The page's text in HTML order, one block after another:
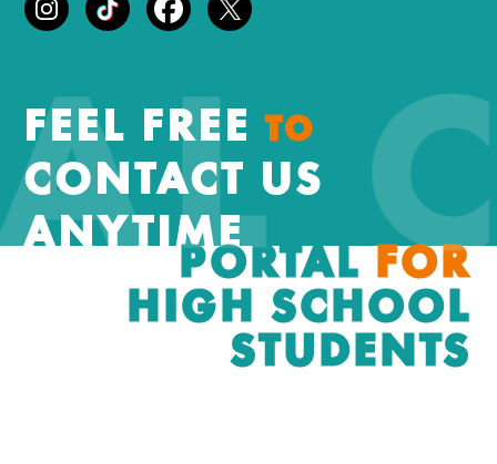
FEEL FREETO
CONTACT US
ANYTIME
PORTALFOR
HIGH SCHOOL
STUDENTS